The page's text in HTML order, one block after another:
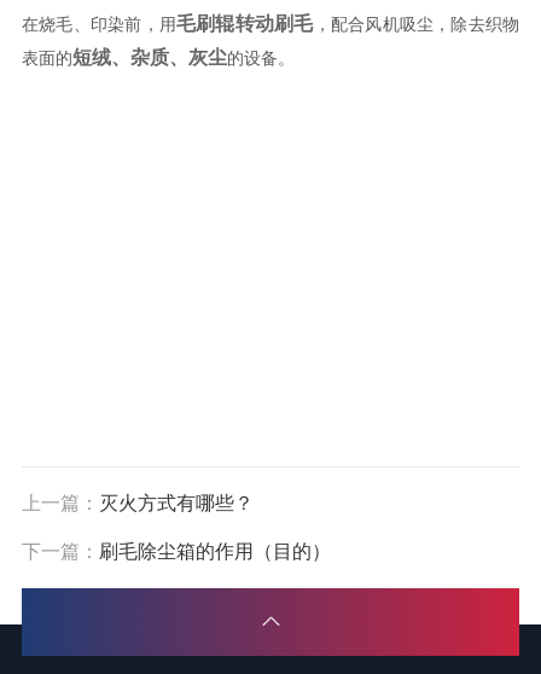
在烧毛、印染前，用毛刷辊转动刷毛，配合风机吸尘，除去织物
表面的短绒、杂质、灰尘的设备。
上一篇： 灭火方式有哪些？
下一篇： 刷毛除尘箱的作用（目的）